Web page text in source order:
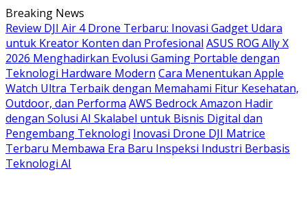
Langsung
ke
konten
Breaking News
Review DJI Air 4 Drone Terbaru: Inovasi Gadget Udara
untuk Kreator Konten dan Profesional ASUS ROG Ally X
2026 Menghadirkan Evolusi Gaming Portable dengan
Teknologi Hardware Modern Cara Menentukan Apple
Watch Ultra Terbaik dengan Memahami Fitur Kesehatan,
Outdoor, dan Performa AWS Bedrock Amazon Hadir
dengan Solusi AI Skalabel untuk Bisnis Digital dan
Pengembang Teknologi Inovasi Drone DJI Matrice
Terbaru Membawa Era Baru Inspeksi Industri Berbasis
Teknologi AI